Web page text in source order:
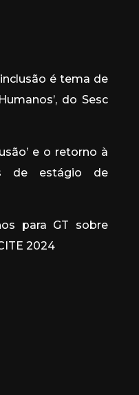
é tema de
do Sesc
e o retorno à
de estágio de
para GT sobre
2024